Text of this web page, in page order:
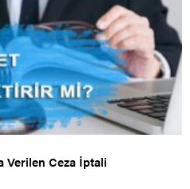
Verilen Ceza İptali